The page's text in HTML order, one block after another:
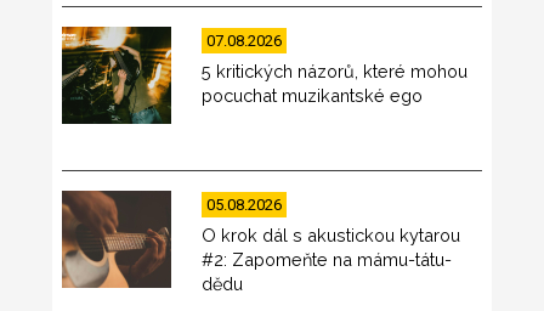
07.08.2026
5 kritických názorů, které mohou
pocuchat muzikantské ego
05.08.2026
O krok dál s akustickou kytarou
#2: Zapomeňte na mámu-tátu-
dědu